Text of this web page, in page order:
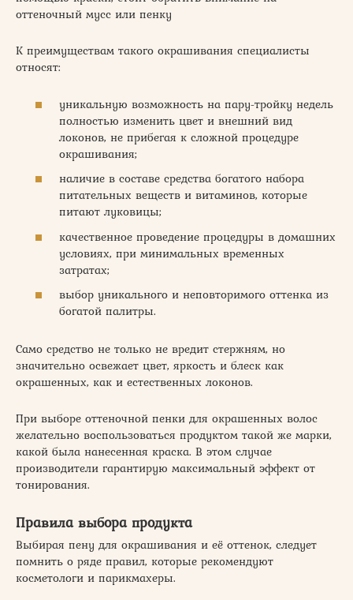
оттеночный мусс или пенку
К преимуществам такого окрашивания специалисты
относят:
уникальную возможность на пару-тройку недель
полностью изменить цвет и внешний вид
локонов, не прибегая к сложной процедуре
окрашивания;
наличие в составе средства богатого набора
питательных веществ и витаминов, которые
питают луковицы;
качественное проведение процедуры в домашних
условиях, при минимальных временных
затратах;
выбор уникального и неповторимого оттенка из
богатой палитры.
Само средство не только не вредит стержням, но
значительно освежает цвет, яркость и блеск как
окрашенных, как и естественных локонов.
При выборе оттеночной пенки для окрашенных волос
желательно воспользоваться продуктом такой же марки,
какой была нанесенная краска. В этом случае
производители гарантирую максимальный эффект от
тонирования.
Правила выбора продукта
Выбирая пену для окрашивания и её оттенок, следует
помнить о ряде правил, которые рекомендуют
косметологи и парикмахеры.